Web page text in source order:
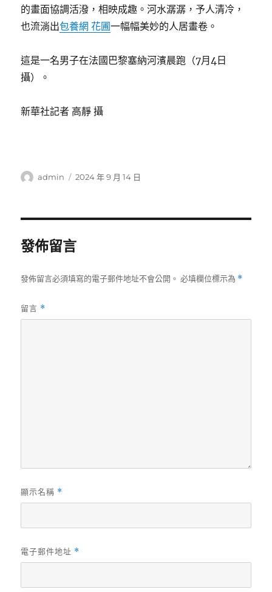
的畫面協調活潑，相映成趣。河水潺潺，予人清冷，
也流淌出包養網 花圃一幅幅美妙的人居畫卷。
這是一名男子在法國巴黎塞納河濱晨跑（7月4日
攝）。
新華社記者 高靜 攝
作
admin
發
2024 年 9 月 14 日
發佈留言
發佈留言必須填寫的電子郵件地址不會公開。 必填欄位標示為 *
留言 *
顯示名稱 *
電子郵件地址 *